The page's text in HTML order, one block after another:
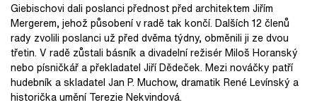
Giebischovi dali poslanci přednost před architektem Jiřím
Mergerem, jehož působení v radě tak končí. Dalších 12 členů
rady zvolili poslanci už před dvěma týdny, obměnili ji ze dvou
třetin. V radě zůstali básník a divadelní režisér Miloš Horanský
nebo písničkář a překladatel Jiří Dědeček. Mezi nováčky patří
hudebník a skladatel Jan P. Muchow, dramatik René Levínský a
historička umění Terezie Nekvindová.